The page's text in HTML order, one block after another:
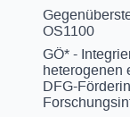
OS1100
GÖ* -
heterogenen
DFG-